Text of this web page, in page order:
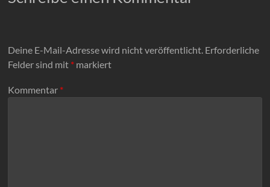
Deine E-Mail-Adresse wird nicht veröffentlicht. Erforderliche
Felder sind mit * markiert
Kommentar *